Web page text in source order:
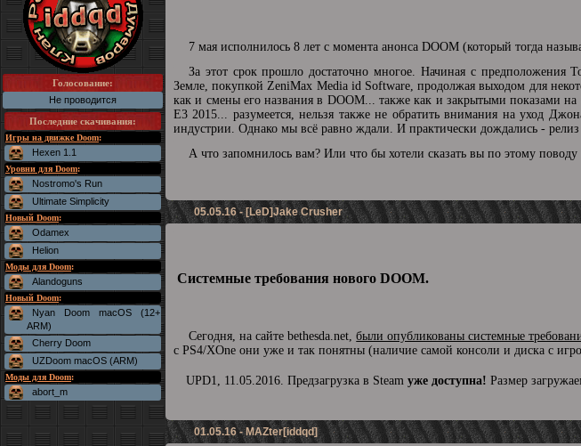
Голосование:
Не проводится
Последние скачивания:
Игры на движке Doom:
Hexen 1.1
Уровни для Doom:
Nostromo's Run
Ultimate Simplicity
Новый Doom:
Odamex
Helion
Моды для Doom:
Alandoguns
Новый Doom:
Nyan Doom macOS (12+
ARM)
Cherry Doom
UZDoom macOS (ARM)
Моды для Doom:
abort_m
7 мая исполнилось 8 лет с момента анонса DOOM (который тогда
За этот срок прошло достаточно многое. Начиная с предположения
Земле, покупкой ZeniMax Media id Software, продолжая выходом для
как и смены его названия в DOOM... также как и закрытыми показами
Е3 2015... разумеется, нельзя также не обратить внимания на уход
индустрии. Однако мы всё равно ждали. И практически дождались - релиз
А что запомнилось вам? Или что бы хотели сказать вы по этому
05.05.16 - [LeD]Jake Crusher
Системные требования нового DOOM.
Сегодня, на сайте bethesda.net,были опубликованы системные
с PS4/XOne они уже и так понятны (наличие самой консоли и диска с
UPD1, 11.05.2016. Предзагрузка в Steam уже доступна! Размер
01.05.16 - MAZter[iddqd]